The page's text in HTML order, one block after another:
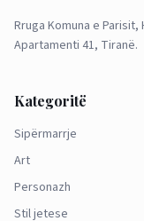
Rruga Komuna e Parisit,
Apartamenti 41, Tiranë.
Kategoritë
Sipërmarrje
Art
Personazh
Stil jetese